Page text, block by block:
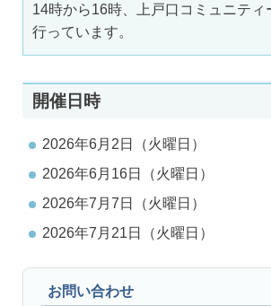
14時から16時、上戸口コミュニティ
行っています。
開催日時
2026年6月2日（火曜日）
2026年6月16日（火曜日）
2026年7月7日（火曜日）
2026年7月21日（火曜日）
お問い合わせ